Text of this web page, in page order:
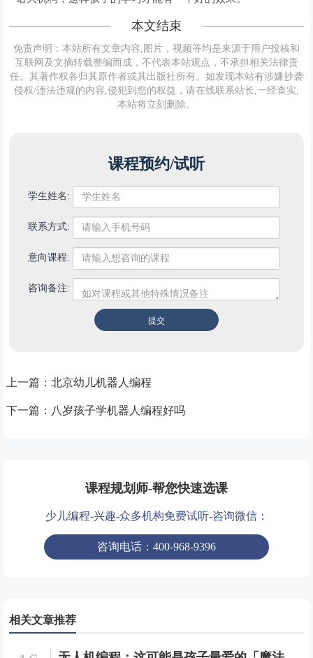
本文结束
免责声明：本站所有文章内容,图片，视频等均是来源于用户投稿和
互联网及文摘转载整编而成，不代表本站观点，不承担相关法律责
任。其著作权各归其原作者或其出版社所有。如发现本站有涉嫌抄袭
侵权/违法违规的内容,侵犯到您的权益，请在线联系站长,一经查实,
本站将立刻删除。
课程预约/试听
学生姓名:
联系方式:
意向课程:
咨询备注:
上一篇： 北京幼儿机器人编程
下一篇： 八岁孩子学机器人编程好吗
课程规划师-帮您快速选课
少儿编程-兴趣-众多机构免费试听-咨询微信：
咨询电话：400-968-9396
相关文章推荐